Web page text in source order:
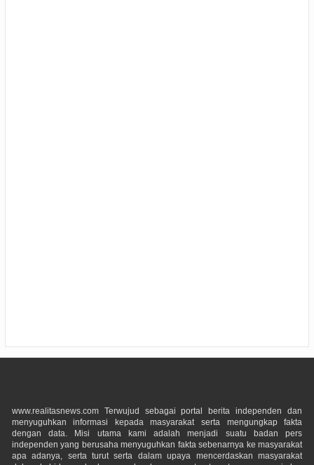
www.realitasnews.com Terwujud sebagai portal berita independen dan
menyuguhkan informasi kepada masyarakat serta mengungkap fakta
dengan data. Misi utama kami adalah menjadi suatu badan pers
independen yang berusaha menyuguhkan fakta sebenarnya ke masyarakat
apa adanya, serta turut serta dalam upaya mencerdaskan masyarakat